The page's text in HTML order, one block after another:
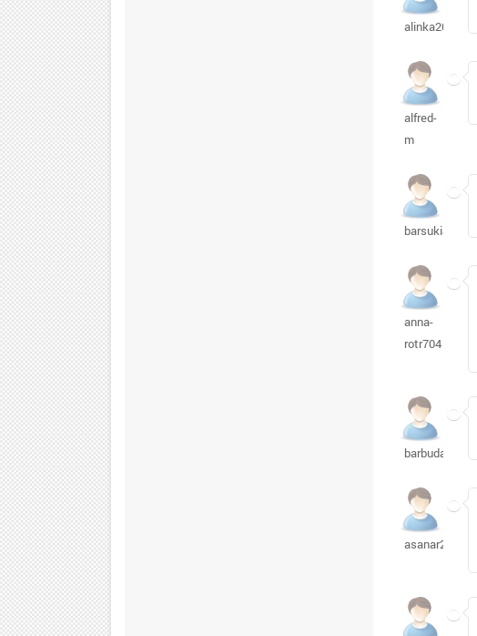
alinka2006163
alfred-
m
barsuki80
anna-
rotr704
barbuda741
asanar2003758